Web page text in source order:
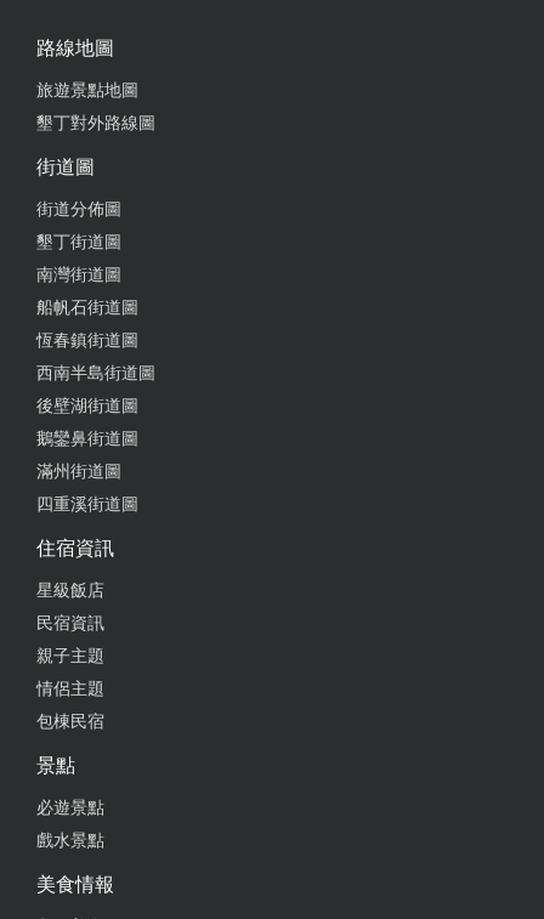
鬆。非常愉快的入住經驗，有機會再去墾丁，絕對是
很久沒住到這麼優質的民宿，房間清潔度、空間大
小、各種娛樂設備都很棒！地點也是很便利，去海生
館跟墾丁大街都很方便～價格也很划算！大力推薦～
Love this place!! Excellent environment and the owner
are super nice, the whole place are very clean and neat,
definitely would stay here again!
住了兩晚，環境很乾淨、舒適、明亮，客廳設備也很
齊全，很適合全家大小一起來，老闆也很親切，想推
距離上次來墾丁已經是五年前，這次來真的是覺得蠻
路線地圖
旅遊景點地圖
墾丁對外路線圖
街道圖
街道分佈圖
墾丁街道圖
南灣街道圖
船帆石街道圖
恆春鎮街道圖
西南半島街道圖
後壁湖街道圖
鵝鑾鼻街道圖
滿州街道圖
四重溪街道圖
住宿資訊
星級飯店
民宿資訊
親子主題
情侶主題
包棟民宿
景點
必遊景點
戲水景點
美食情報